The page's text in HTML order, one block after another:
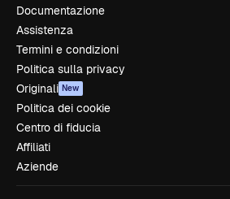
Documentazione
Assistenza
Termini e condizioni
Politica sulla privacy
Originali New
Politica dei cookie
Centro di fiducia
Affiliati
Aziende